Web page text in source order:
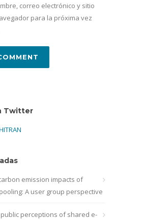
correo electrónico y sitio
para la próxima vez
Twitter
emission impacts of
A user group perspective
perceptions of shared e-